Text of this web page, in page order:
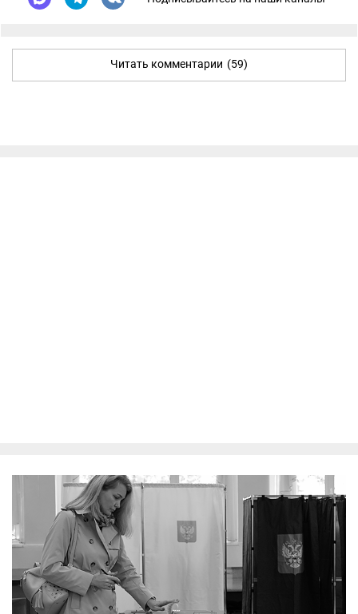
Читать комментарии (59)